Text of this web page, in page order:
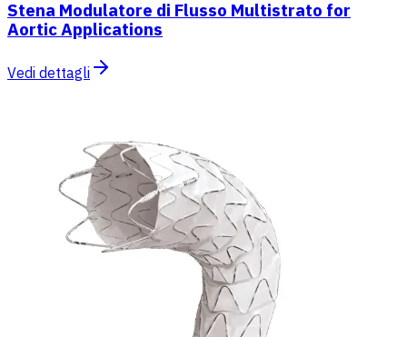
Stena Modulatore di Flusso Multistrato for
Aortic Applications
Vedi dettagli